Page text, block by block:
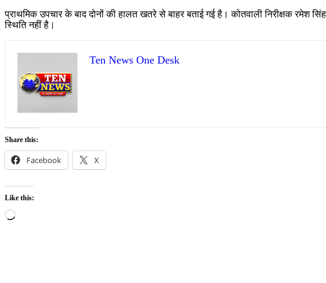
प्राथमिक उपचार के बाद दोनों की हालत खतरे से बाहर बताई गई है। कोतवाली निरीक्षक
स्थिति नहीं है।
Ten News One Desk
Share this:
Facebook X
Like this:
Loading…